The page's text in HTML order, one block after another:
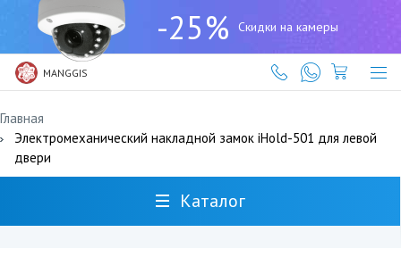
-25% Скидки на камеры
MANGGIS
(727)
317-
61-
61
Главная
Электромеханический накладной замок iHold-501 для левой
двери
Каталог